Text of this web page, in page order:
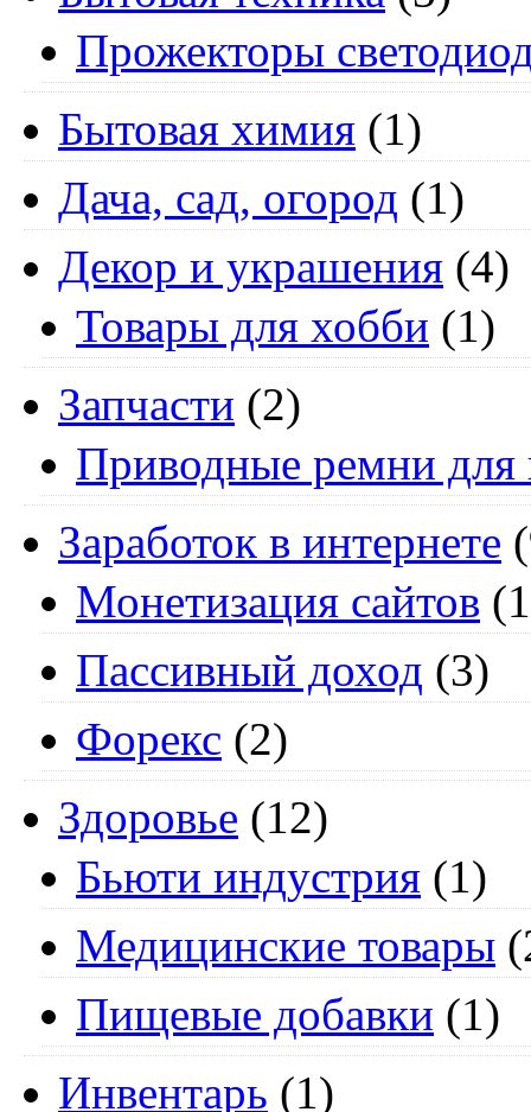
Прожекторы
Бытовая химия (1)
Дача, сад, огород (1)
Декор и украшения (4)
Товары для хобби (1)
Запчасти (2)
Приводные ремни для
Заработок в интернете
Монетизация сайтов
Пассивный доход (3)
Форекс (2)
Здоровье (12)
Бьюти индустрия (1)
Медицинские товары
Пищевые добавки (1)
Инвентарь (1)